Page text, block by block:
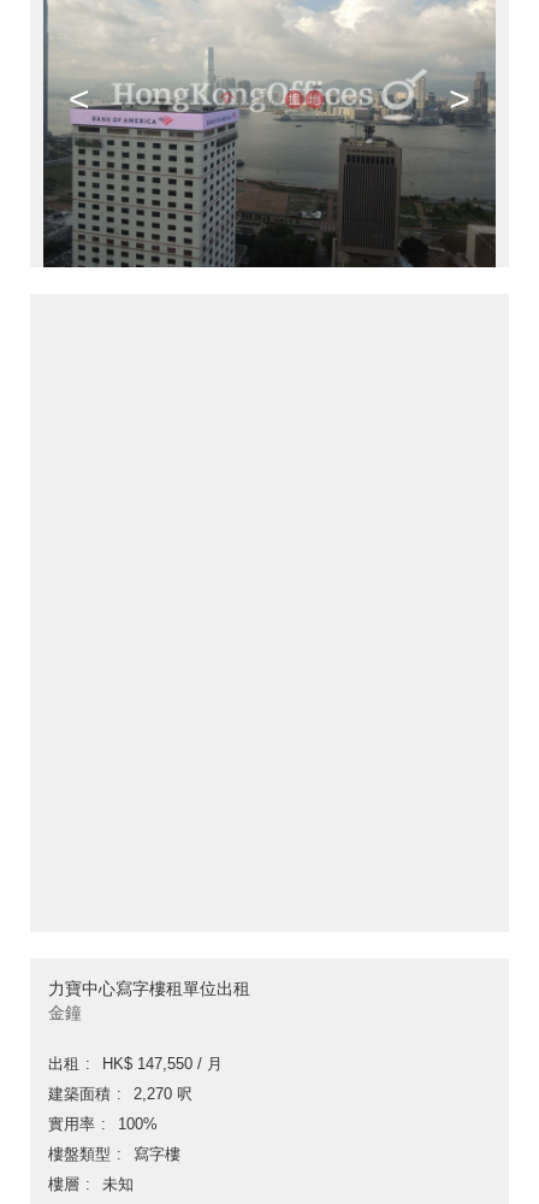
< >
力寶中心寫字樓租單位出租
金鐘
出租
HK$ 147,550 / 月
建築面積
2,270 呎
實用率
100%
樓盤類型
寫字樓
樓層
未知